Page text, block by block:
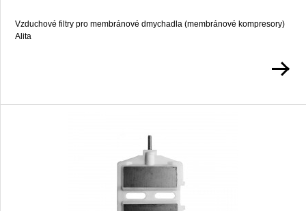
Vzduchové filtry pro membránové dmychadla (membránové kompresory)
Alita